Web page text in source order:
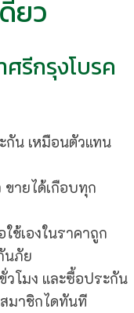
ยว
รีกรุงโบรค
กัน เหมือนตัวแทน
ขายได้เกือบทุก
ช้เองในราคาถูก
นภัย
โมง และซื้อประกัน
มาชิกไดทันที